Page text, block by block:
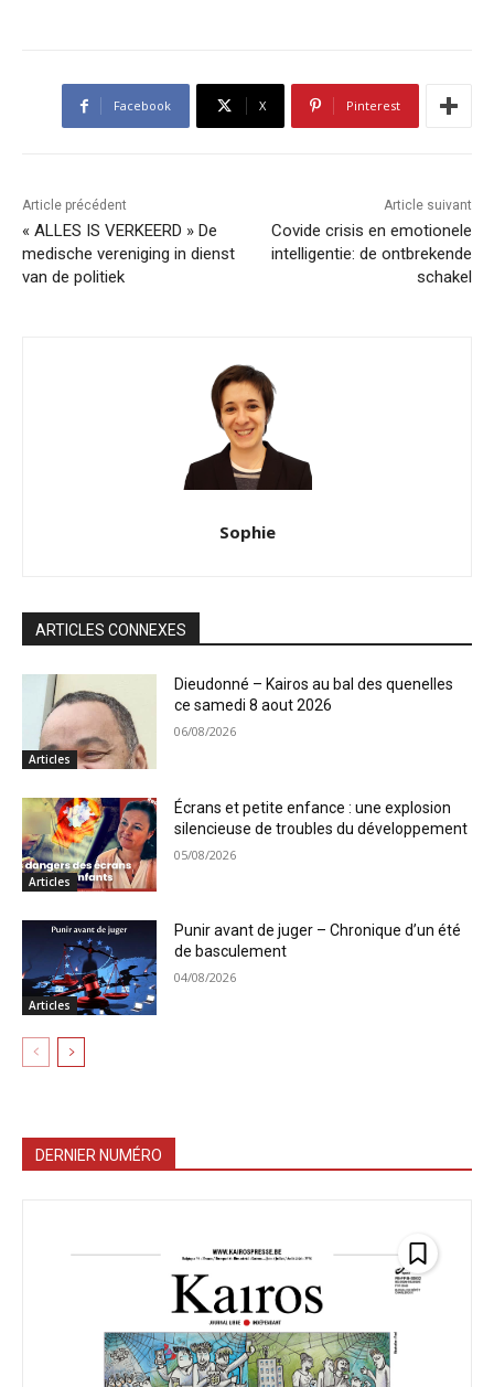
Facebook X Pinterest
Article précédent
« ALLES IS VERKEERD » De
medische vereniging in dienst
van de politiek
Article suivant
Covide crisis en emotionele
intelligentie: de ontbrekende
schakel
Sophie
ARTICLES CONNEXES
Articles
Dieudonné – Kairos au bal des quenelles
ce samedi 8 aout 2026
06/08/2026
Articles
Écrans et petite enfance : une explosion
silencieuse de troubles du développement
05/08/2026
Articles
Punir avant de juger – Chronique d’un été
de basculement
04/08/2026
DERNIER NUMÉRO